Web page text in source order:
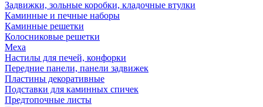
Задвижки, зольные коробки, кладочные втулки
Каминные и печные наборы
Каминные решетки
Колосниковые решетки
Меха
Настилы для печей, конфорки
Передние панели, панели задвижек
Пластины декоративные
Подставки для каминных спичек
Предтопочные листы